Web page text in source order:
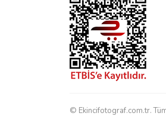
© Ekincifotograf.com.tr.